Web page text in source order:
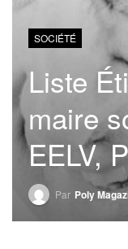
SOCIÉTÉ
Liste
maire
EELV,
Par Poly